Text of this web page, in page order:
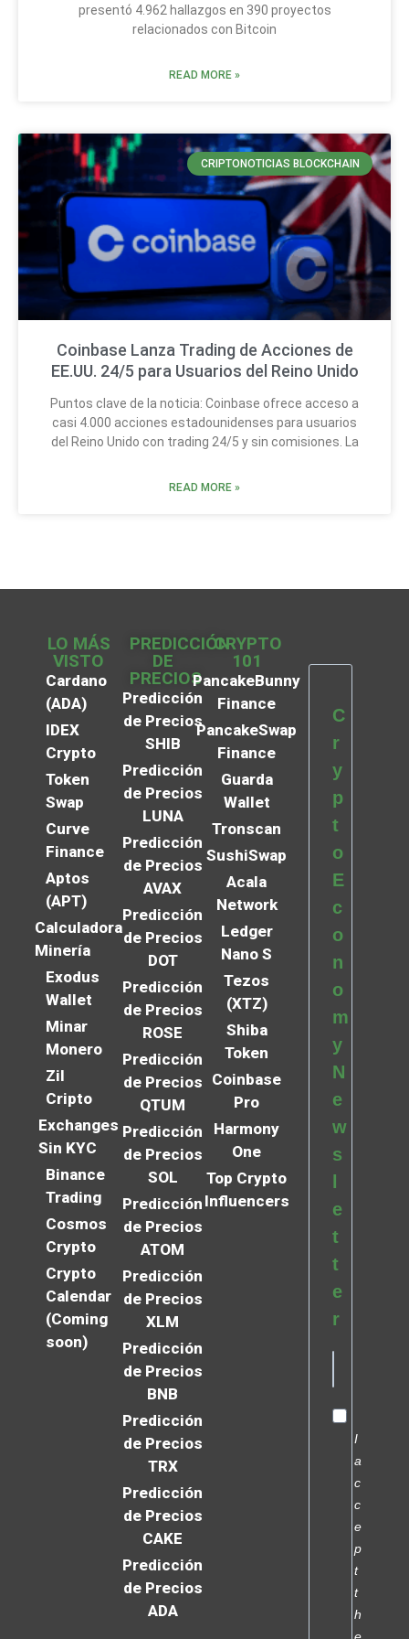
presentó 4.962 hallazgos en 390 proyectos
relacionados con Bitcoin
READ MORE »
CRIPTONOTICIAS BLOCKCHAIN
Coinbase Lanza Trading de Acciones de
EE.UU. 24/5 para Usuarios del Reino Unido
Puntos clave de la noticia: Coinbase ofrece acceso a
casi 4.000 acciones estadounidenses para usuarios
del Reino Unido con trading 24/5 y sin comisiones. La
READ MORE »
LO MÁS
VISTO
Cardano
(ADA)
IDEX
Crypto
Token
Swap
Curve
Finance
Aptos
(APT)
Calculadora
Minería
Exodus
Wallet
Minar
Monero
Zil
Cripto
Exchanges
Sin KYC
Binance
Trading
Cosmos
Crypto
Crypto
Calendar
(Coming
soon)
PREDICCIÓN
DE
PRECIOS
Predicción
de Precios
SHIB
Predicción
de Precios
LUNA
Predicción
de Precios
AVAX
Predicción
de Precios
DOT
Predicción
de Precios
ROSE
Predicción
de Precios
QTUM
Predicción
de Precios
SOL
Predicción
de Precios
ATOM
Predicción
de Precios
XLM
Predicción
de Precios
BNB
Predicción
de Precios
TRX
Predicción
de Precios
CAKE
Predicción
de Precios
ADA
CRYPTO
101
PancakeBunny
Finance
PancakeSwap
Finance
Guarda
Wallet
Tronscan
SushiSwap
Acala
Network
Ledger
Nano S
Tezos
(XTZ)
Shiba
Token
Coinbase
Pro
Harmony
One
Top Crypto
Influencers
C
r
y
p
t
o
E
c
o
n
o
m
y
N
e
w
s
e
t
t
e
r
I
a
c
c
e
p
t
t
h
e